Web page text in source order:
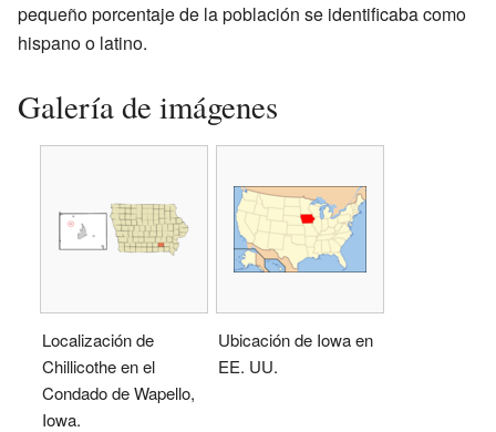
pequeño porcentaje de la población se identificaba como
hispano o latino.
Galería de imágenes
Localización de
Chillicothe en el
Condado de Wapello,
Iowa.
Ubicación de Iowa en
EE. UU.